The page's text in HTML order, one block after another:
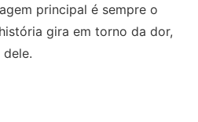
principal é sempre o
gira em torno da dor,